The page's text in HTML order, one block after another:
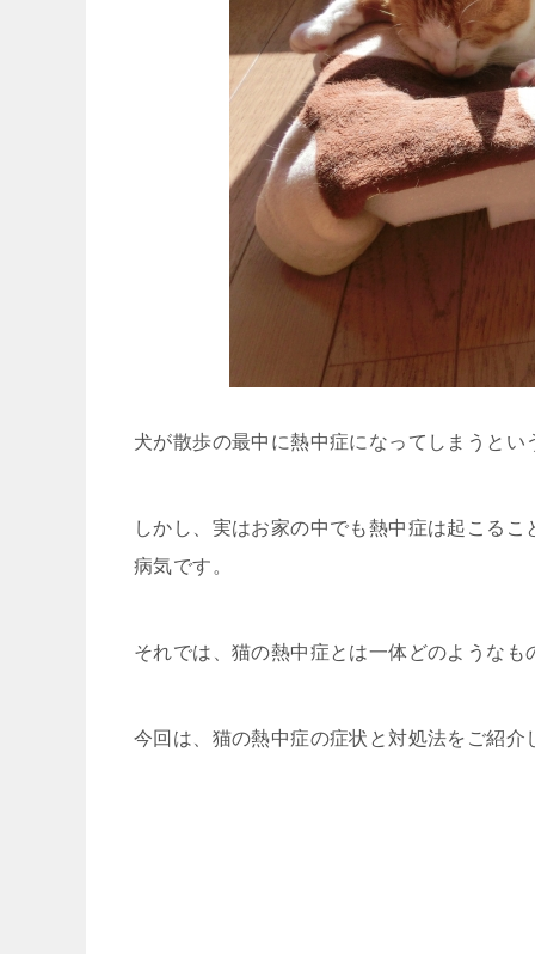
犬が散歩の最中に熱中症になってしまうとい
しかし、実はお家の中でも熱中症は起こる
病気です。
それでは、猫の熱中症とは一体どのようなも
今回は、猫の熱中症の症状と対処法をご紹介